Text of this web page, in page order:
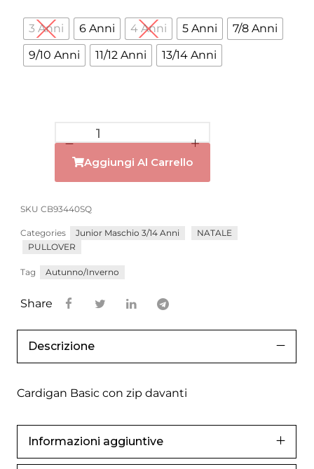
3 Anni 6 Anni 4 Anni 5 Anni
7/8 Anni
9/10 Anni
11/12 Anni 13/14 Anni
Aggiungi Al Carrello
SKU CB93440SQ
Categories Junior Maschio 3/14 Anni
NATALE
PULLOVER
Tag Autunno/Inverno
Share
Descrizione
Cardigan Basic con zip davanti
Informazioni aggiuntive